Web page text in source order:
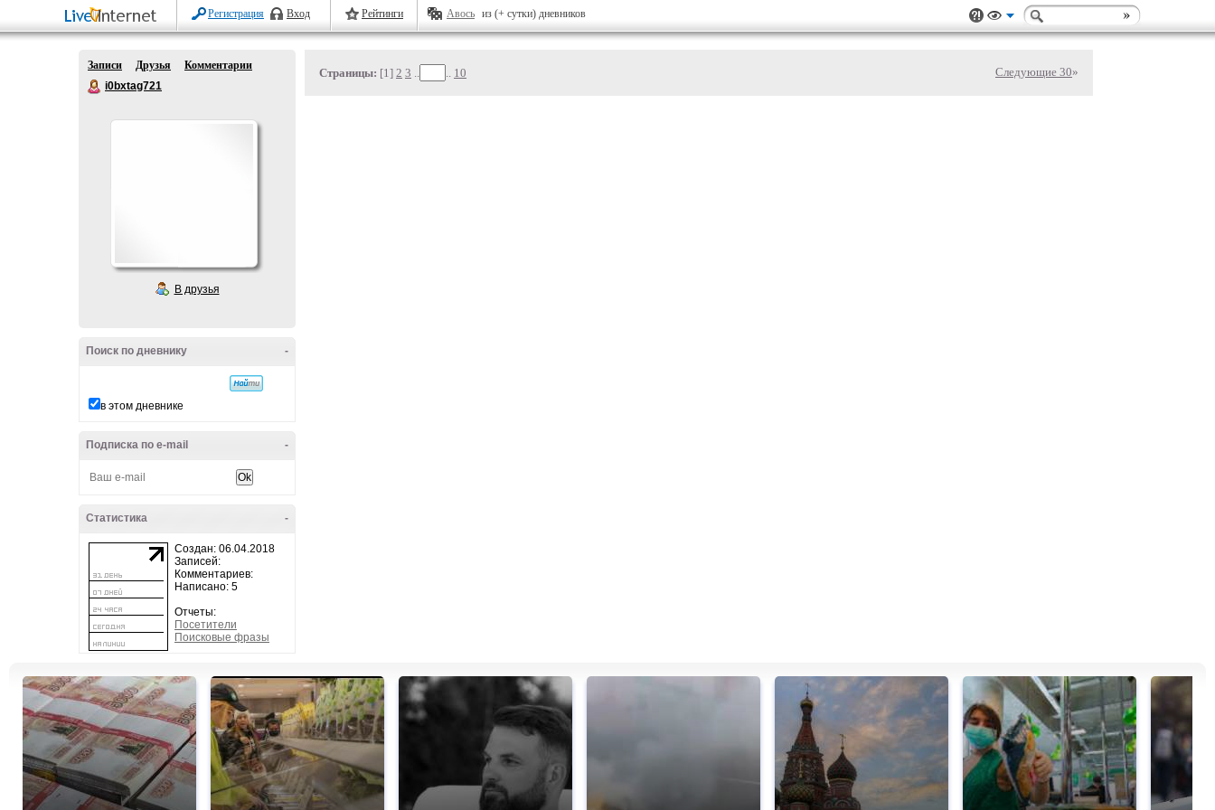
Регистрация Вход Рейтинги Авось из (+ сутки) дневников
Записи Друзья
Комментарии
i0bxtag721
В друзья
-
Поиск по дневнику
в этом дневнике
-
Подписка по e-mail
-
Статистика
Создан: 06.04.2018
Записей:
Комментариев:
Написано: 5
Отчеты:
Посетители
Поисковые фразы
Страницы: [1] 2 3 .. .. 10 Следующие 30»